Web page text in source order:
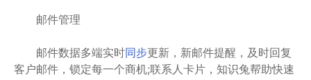
邮件管理
邮件数据多端实时同步更新，新邮件提醒，及时回复
客户邮件，锁定每一个商机;联系人卡片，知识兔帮助快速